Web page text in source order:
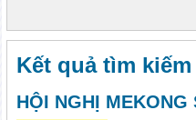
Kết quả tìm
HỘI NGHỊ MEKONG